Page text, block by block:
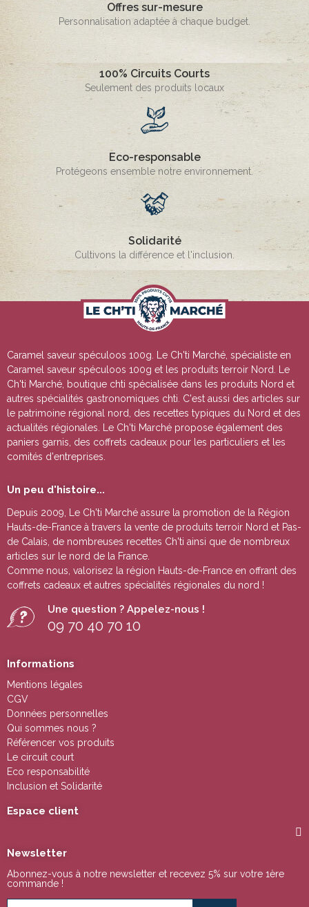
Offres sur-mesure
Personnalisation adaptée à chaque budget.
100% Circuits Courts
Seulement des produits locaux
Eco-responsable
Protégeons ensemble notre environnement.
Solidarité
Cultivons la différence et l'inclusion.
Caramel saveur spéculoos 100g . Le Ch'ti Marché, spécialiste en
Caramel saveur spéculoos 100g et les produits terroir Nord. Le
Ch'ti Marché, boutique chti spécialisée dans les produits Nord et
autres spécialités gastronomiques chti. C'est aussi des articles sur
le patrimoine régional nord, des recettes typiques du Nord et des
actualités régionales. Le Ch'ti Marché propose également des
paniers garnis, des coffrets cadeaux pour les particuliers et les
comités d'entreprises.
Un peu d'histoire...
Depuis 2009, Le Ch'ti Marché assure la promotion de la Région
Hauts-de-France à travers la vente de produits terroir Nord et Pas-
de Calais , de nombreuses recettes Ch'ti ainsi que de nombreux
articles sur le nord de la France.
Comme nous, valorisez la région Hauts-de-France en offrant des
coffrets cadeaux et autres spécialités régionales du nord !
Une question ? Appelez-nous !
09 70 40 70 10
Informations
Mentions légales
CGV
Données personnelles
Qui sommes nous ?
Référencer vos produits
Le circuit court
Eco responsabilité
Inclusion et Solidarité
Espace client
Newsletter
Abonnez-vous à notre newsletter et recevez 5% sur votre 1ère
commande !